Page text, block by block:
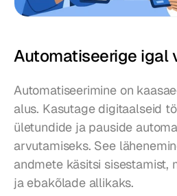
Automatiseerige igal
Automatiseerimine on
alus. Kasutage digitaalseid
ületundide ja pauside
arvutamiseks. See
andmete käsitsi sisestamist,
ja ebakõlade allikaks.